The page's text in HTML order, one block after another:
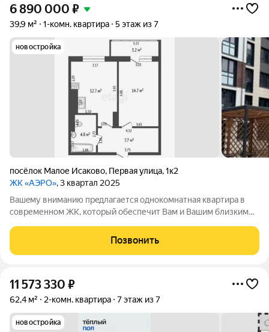
6 890 000 ₽
39,9 м² 1-комн. квартира 5 этаж из 7
новостройка
посёлок Малое Исаково, Первая улица,1к2
ЖК «АЭРО», 3 квартал 2025
Вашeму вниманию пpeдлaгaется однокомнатная квaртирa в
современном ЖК, который обеспечит Вам и Вашим близким
плoщадки вынecены
Позвонить
11 573 330 ₽
62,4 м² 2-комн. квартира 7 этаж из 7
новостройка